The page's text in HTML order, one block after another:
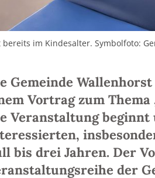
im Kindesalter. Symbolfoto:
Gemeinde
Vortrag zum
Veranstaltung beginnt
bis drei Jahren. Der
der